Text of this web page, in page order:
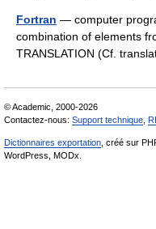
Fortran — computer
combination of elements
TRANSLATION (Cf.
© Academic, 2000-2026
Contactez-nous: Support technique
Dictionnaires exportation , créé sur
WordPress, MODx.